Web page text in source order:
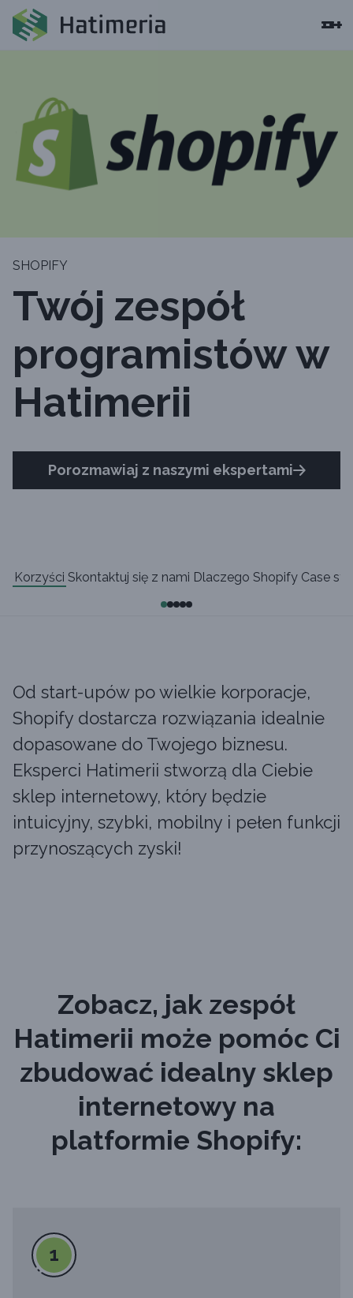
SHOPIFY
Twój zespół
programistów w
Hatimerii
Porozmawiaj z naszymi ekspertami
Korzyści Skontaktuj się z nami Dlaczego Shopify Case
Od start-upów po wielkie korporacje,
Shopify dostarcza rozwiązania idealnie
dopasowane do Twojego biznesu.
Eksperci Hatimerii stworzą dla Ciebie
sklep internetowy, który będzie
intuicyjny, szybki, mobilny i pełen funkcji
przynoszących zyski!
Zobacz, jak zespół
Hatimerii może pomóc Ci
zbudować idealny sklep
internetowy na
platformie Shopify:
1